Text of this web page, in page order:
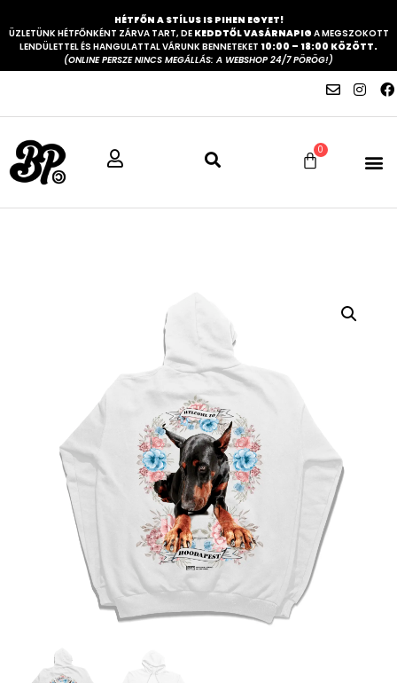
HÉTFŐN A STÍLUS IS PIHEN EGYET!
ÜZLETÜNK HÉTFŐNKÉNT ZÁRVA TART, DE KEDDTŐL VASÁRNAPIG A MEGSZOKOTT
LENDÜLETTEL ÉS HANGULATTAL VÁRUNK BENNETEKET 10:00 – 18:00 KÖZÖTT.
(ONLINE PERSZE NINCS MEGÁLLÁS: A WEBSHOP 24/7 PÖRÖG!)
0